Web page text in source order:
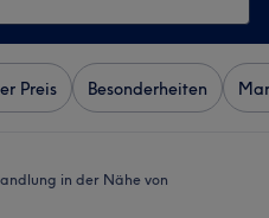
Preis Besonderheiten
in der Nähe von